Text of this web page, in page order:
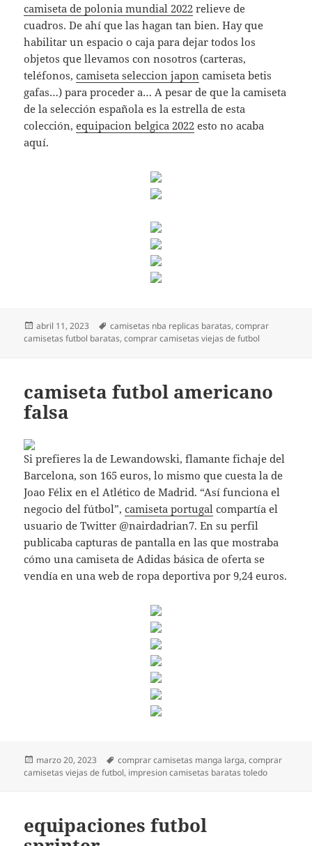
camiseta de polonia mundial 2022 relieve de
cuadros. De ahí que las hagan tan bien. Hay que
habilitar un espacio o caja para dejar todos los
objetos que llevamos con nosotros (carteras,
teléfonos,camiseta seleccion japon camiseta betis
gafas…) para proceder a… A pesar de que la camiseta
de la selección española es la estrella de esta
colección,equipacion belgica 2022 esto no acaba
aquí.
Publicado
el
abril 11, 2023 Etiquetas
camisetas nba replicas baratas,comprar
camisetas futbol baratas,comprar camisetas viejas de futbol
camiseta futbol americano
falsa
Si prefieres la de Lewandowski, flamante fichaje del
Barcelona, son 165 euros, lo mismo que cuesta la de
Joao Félix en el Atlético de Madrid. “Así funciona el
negocio del fútbol”,camiseta portugal compartía el
usuario de Twitter @nairdadrian7. En su perfil
publicaba capturas de pantalla en las que mostraba
cómo una camiseta de Adidas básica de oferta se
vendía en una web de ropa deportiva por 9,24 euros.
Publicado
el
marzo 20, 2023 Etiquetas
comprar camisetas manga larga,comprar
camisetas viejas de futbol, impresion camisetas baratas toledo
equipaciones futbol